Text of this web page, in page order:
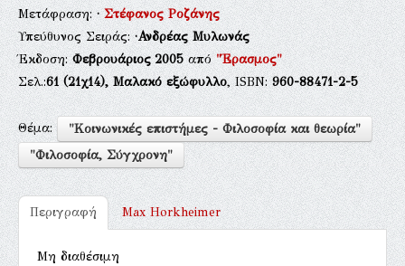
Μετάφραση:·Στέφανος Ροζάνης
Υπεύθυνος Σειράς:·Ανδρέας Μυλωνάς
Έκδοση:Φεβρουάριος 2005από"Έρασμος"
Σελ.:61(21χ14), Μαλακό εξώφυλλο, ISBN:960-88471-2-5
Θέμα:
"Κοινωνικές επιστήμες - Φιλοσοφία και θεωρία"
"Φιλοσοφία, Σύγχρονη"
Περιγραφή Max Horkheimer
Μη διαθέσιμη